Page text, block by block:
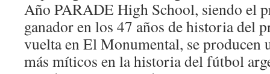
Año PARADE High School, siendo el
ganador en los 47 años de historia del
vuelta en El Monumental, se producen
más míticos en la historia del fútbol